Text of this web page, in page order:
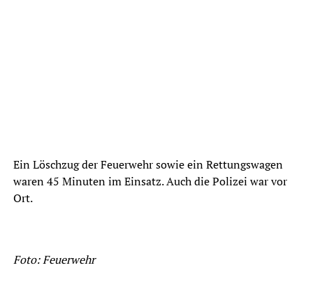
Ein Löschzug der Feuerwehr sowie ein Rettungswagen
waren 45 Minuten im Einsatz. Auch die Polizei war vor
Ort.
Foto: Feuerwehr